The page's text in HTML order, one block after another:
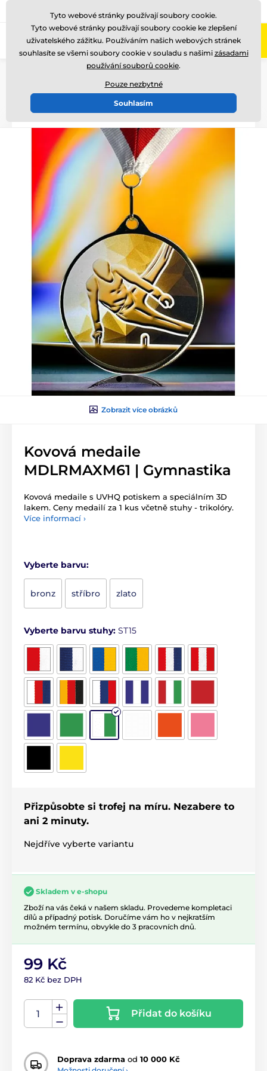
Zavolejte nám (Po-Pá 8-17)
Kovové medaile s grafikou (UV potisk na zadní stranu medaile)
MDLRMAX
Zobrazit více obrázků
Kovová medaile
MDLRMAXM61 | Gymnastika
Kovová medaile s UVHQ potiskem a speciálním 3D
lakem. Ceny medailí za 1 kus včetně stuhy - trikolóry.
Více informací ›
Vyberte barvu:
bronz stříbro zlato
Vyberte barvu stuhy: ST15
Přizpůsobte si trofej na míru. Nezabere to
ani 2 minuty.
Nejdříve vyberte variantu
Skladem v e-shopu
Zboží na vás čeká v našem skladu. Provedeme kompletaci
dílů a případný potisk. Doručíme vám ho v nejkratším
možném termínu, obvykle do 3 pracovních dnů.
99 Kč
82 Kč bez DPH
Přidat do košíku
Doprava zdarma od 10 000 Kč
Tyto webové stránky používají soubory cookie.
Tyto webové stránky používají soubory cookie ke zlepšení
uživatelského zážitku. Používáním našich webových stránek
souhlasíte se všemi soubory cookie v souladu s našimi zásadami
používání souborů cookie.
Pouze nezbytné
Souhlasím